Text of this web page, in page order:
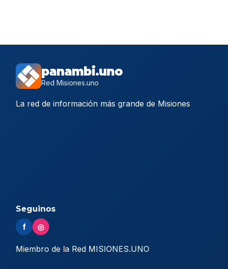
panambi.uno
Red Misiones.uno
La red de información más grande de Misiones
Seguinos
f ◎
Miembro de la Red MISIONES.UNO